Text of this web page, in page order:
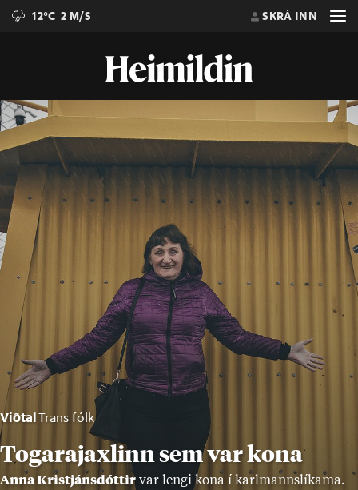
12°C 2 M/S SKRÁ INN
ViðtalTrans fólk
Togarajaxlinn sem var kona
Anna Kristjáns­dótt­ir var lengi kona í karl­manns­lík­ama.